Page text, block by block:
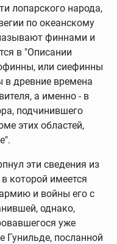
лопарского народа,
по океанскому
финнами и
в "Описании
или сиефинны
в древние времена
а именно - в
подчинившего
этих областей,
эти сведения из
которой имеется
и войны его с
однако,
уже
Гунильде, посланной